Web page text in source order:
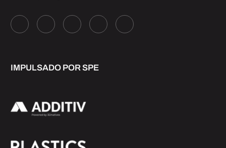
IMPULSADO POR SPE